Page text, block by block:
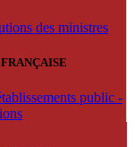
des ministres
public -